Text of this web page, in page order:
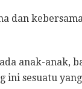
dan
anak-anak,
ini sesuatu